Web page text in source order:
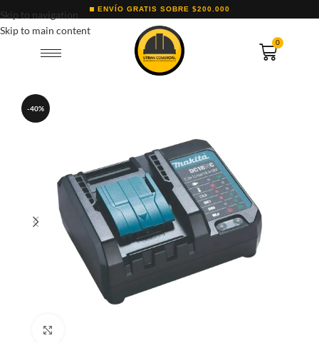
Skip to navigation
Skip to main content
ENVÍO GRATIS SOBRE $200.000
0
-40%